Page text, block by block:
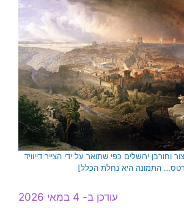
וחורבן ירושלים כפי שתואר על ידי הצייר דייוויד
התמונה היא נחלת הכלל]
עודכן ב- 4 במאי 2026